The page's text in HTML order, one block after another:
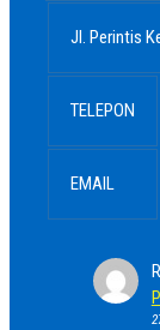
Jl. Perintis
TELEPON
EMAIL